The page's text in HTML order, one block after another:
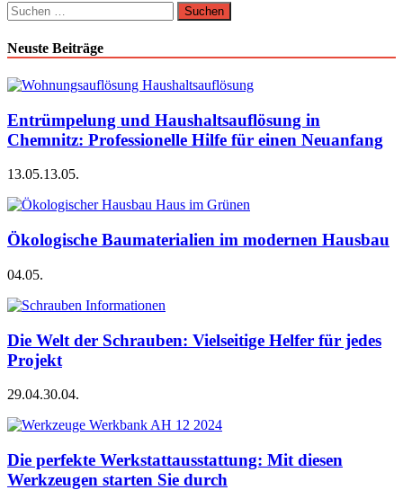
Suchen
nach:
Neuste Beiträge
Entrümpelung und Haushaltsauflösung in
Chemnitz: Professionelle Hilfe für einen Neuanfang
13.05.13.05.
Ökologische Baumaterialien im modernen Hausbau
04.05.
Die Welt der Schrauben: Vielseitige Helfer für jedes
Projekt
29.04.30.04.
Die perfekte Werkstattausstattung: Mit diesen
Werkzeugen starten Sie durch